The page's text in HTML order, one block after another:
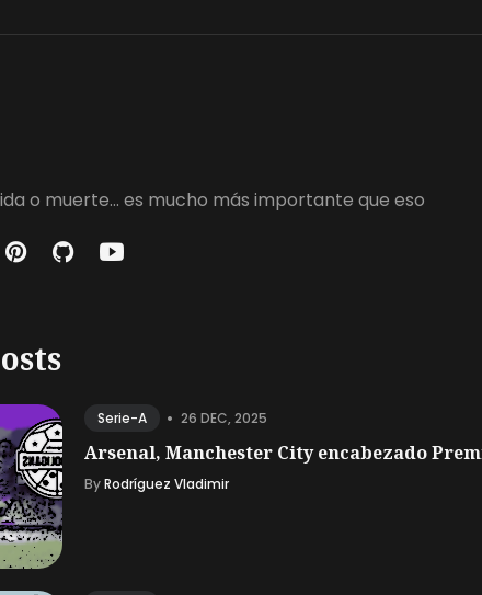
o muerte... es mucho más importante que eso
Serie-A • 26 DEC, 2025
Arsenal, Manchester City encabezado
ByRodríguez Vladimir